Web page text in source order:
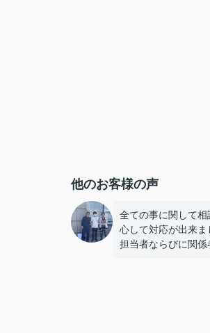
他のお客様の声
全ての事に関して
心して対応が出来ま
担当者ならびに関係